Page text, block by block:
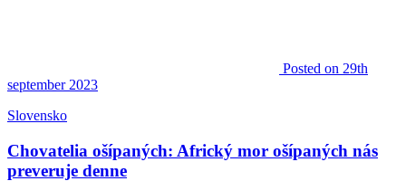
Posted on 29th
september 2023
Slovensko
Chovatelia ošípaných: Africký mor ošípaných nás
preveruje denne